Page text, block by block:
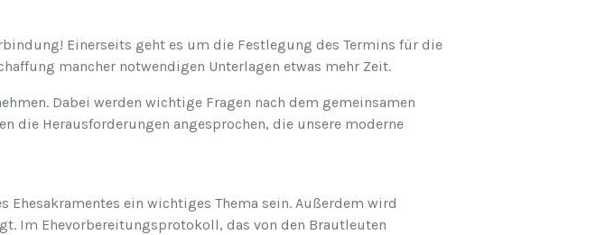
Einerseits geht es um die Festlegung des Termins für die
mancher notwendigen Unterlagen etwas mehr Zeit.
Dabei werden wichtige Fragen nach dem gemeinsamen
die Herausforderungen angesprochen, die unsere moderne
ein wichtiges Thema sein. Außerdem wird
Im Ehevorbereitungsprotokoll, das von den Brautleuten